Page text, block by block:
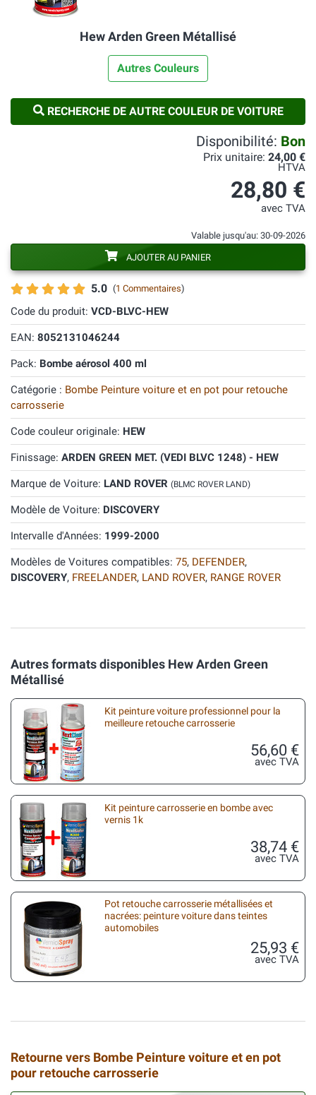
Hew Arden Green Métallisé
Autres Couleurs
RECHERCHE DE AUTRE COULEUR DE VOITURE
5.0 (1 Commentaires)
Code du produit: VCD-BLVC-HEW
EAN: 8052131046244
Pack: Bombe aérosol 400 ml
Catégorie : Bombe Peinture voiture et en pot pour retouche
carrosserie
Code couleur originale: HEW
Finissage: ARDEN GREEN MET. (VEDI BLVC 1248) - HEW
Marque de Voiture: LAND ROVER (BLMC ROVER LAND)
Modèle de Voiture: DISCOVERY
Intervalle d'Années: 1999-2000
Modèles de Voitures compatibles: 75, DEFENDER,
DISCOVERY, FREELANDER, LAND ROVER, RANGE ROVER
Disponibilité: Bon
Prix unitaire: 24,00 €
HTVA
28,80 €
avec TVA
Valable jusqu'au: 30-09-2026
AJOUTER AU PANIER
Autres formats disponibles Hew Arden Green
Métallisé
Kit peinture voiture professionnel pour la
meilleure retouche carrosserie
56,60 €
avec TVA
Kit peinture carrosserie en bombe avec
vernis 1k
38,74 €
avec TVA
Pot retouche carrosserie métallisées et
nacrées: peinture voiture dans teintes
automobiles
25,93 €
avec TVA
Retourne vers Bombe Peinture voiture et en pot
pour retouche carrosserie